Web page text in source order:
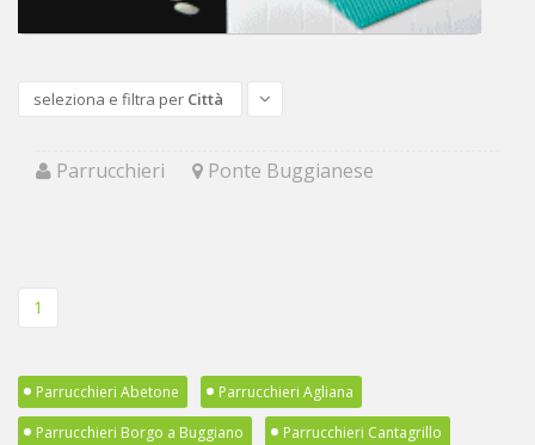
seleziona e filtra per Città
Parrucchieri Ponte Buggianese
1
Parrucchieri Abetone
Parrucchieri Agliana
Parrucchieri Borgo a Buggiano
Parrucchieri Cantagrillo